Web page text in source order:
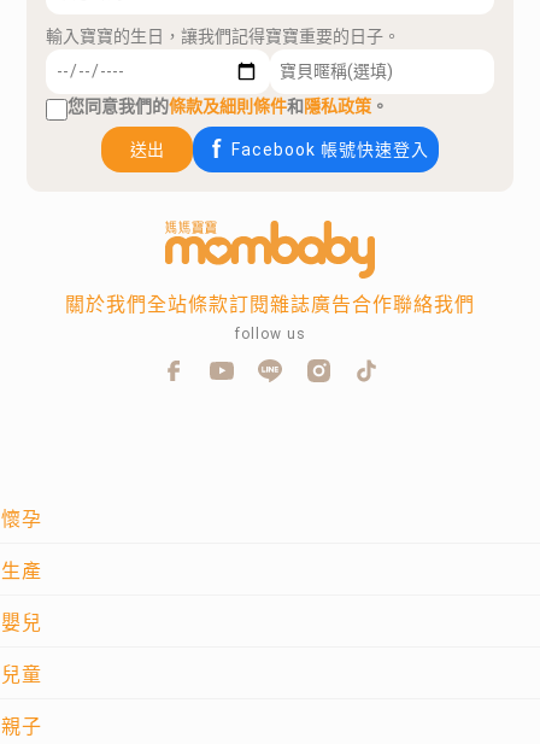
輸入寶寶的生日，讓我們記得寶寶重要的日子。
您同意我們的條款及細則條件和隱私政策 。
送出 Facebook 帳號快速登入
懷孕
生產
嬰兒
兒童
親子
關於我們全站條款訂閱雜誌廣告合作聯絡我們
follow us